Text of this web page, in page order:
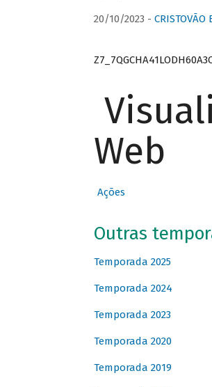
20/10/2023 -
Web
Ações
Outras
Temporada 2025
Temporada 2024
Temporada 2023
Temporada 2020
Temporada 2019